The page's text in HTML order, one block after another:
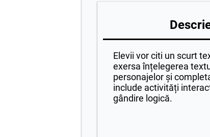
Elevii vor citi un scurt
exersa înțelegerea
personajelor și
include activități
gândire logică.